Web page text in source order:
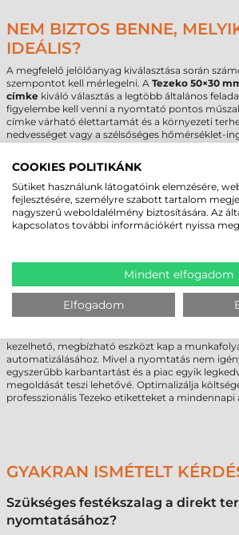
NEM BIZTOS BENNE,
IDEÁLIS?
A megfelelő jelölőanyag kiválasztása során
szempontot kell mérlegelni. A Tezeko 50×30
címke kiváló választás a legtöbb általános
figyelembe kell venni a nyomtató pontos
címke várható élettartamát és a környezeti
nedvességet vagy a szélsőséges hőmérséklet-
speciális környezetbe keres megoldást,
vagy egyedi gyártási igény esetén személyre
készítünk, hogy az Ön üzleti folyamataihoz
költséghatékony megoldást biztosítsuk.
KINEK AJÁNLOTT?
Ez a termék ideális választás azon vállalkozások
szinten végeznek logisztikai, gyártási vagy
feladatokat, és fontos számukra az alacsony
kezelhető, megbízható eszközt kap a
automatizálásához. Mivel a nyomtatás nem
egyszerűbb karbantartást és a piac egyik
megoldását teszi lehetővé. Optimalizálja
professzionális Tezeko etiketteket a mindennapi
GYAKRAN ISMÉTELT
Szükséges festékszalag a direkt
nyomtatásához?
COOKIES POLITIKÁNK
Sütiket használunk látogatóink elemzésére,
fejlesztésére, személyre szabott tartalom
nagyszerű weboldalélmény biztosítására. Az
kapcsolatos további információkért nyissa
Mindent elfogadom
Elfogadom